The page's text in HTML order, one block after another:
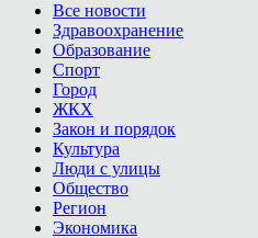
Все новости
Здравоохранение
Образование
Спорт
Город
ЖКХ
Закон и порядок
Культура
Люди с улицы
Общество
Регион
Экономика